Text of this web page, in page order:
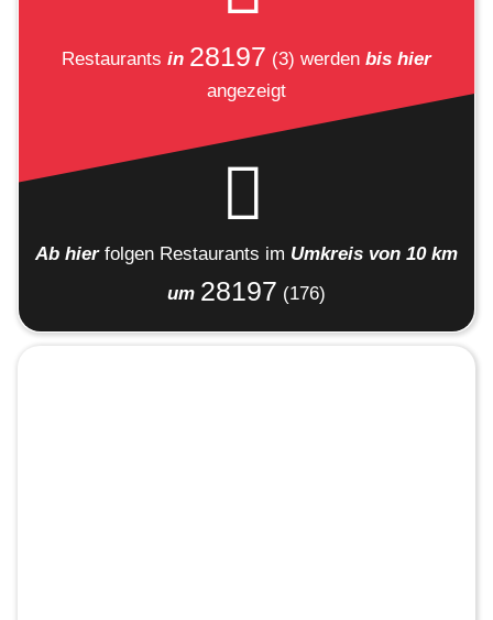
Restaurants in 28197 (3) werden bis hier
angezeigt
Ab hier folgen Restaurants im Umkreis von 10 km
um 28197 (176)